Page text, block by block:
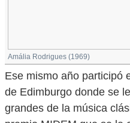
Amália Rodrigues (1969)
Ese mismo año participó
de Edimburgo donde se
grandes de la música